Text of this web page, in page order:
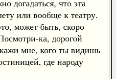
догадаться, что эта
или вообще к театру.
может быть, скоро
ка, дорогой
мне, кого ты видишь
где народу